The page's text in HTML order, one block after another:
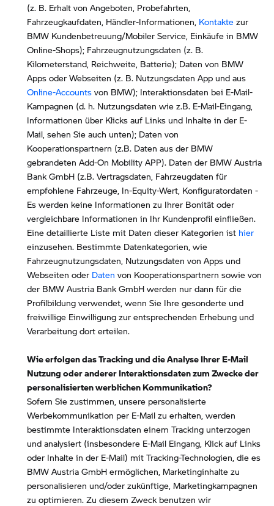
(z. B. Erhalt von Angeboten, Probefahrten,
Fahrzeugkaufdaten, Händler-Informationen, Kontakte zur
BMW Kundenbetreuung/Mobiler Service, Einkäufe in BMW
Online-Shops); Fahrzeugnutzungsdaten (z. B.
Kilometerstand, Reichweite, Batterie); Daten von BMW
Apps oder Webseiten (z. B. Nutzungsdaten App und aus
Online-Accounts von BMW); Interaktionsdaten bei E-Mail-
Kampagnen (d. h. Nutzungsdaten wie z.B. E-Mail-Eingang,
Informationen über Klicks auf Links und Inhalte in der E-
Mail, sehen Sie auch unten); Daten von
Kooperationspartnern (z.B. Daten aus der BMW
gebrandeten Add-On Mobility APP). Daten der BMW Austria
Bank GmbH (z.B. Vertragsdaten, Fahrzeugdaten für
empfohlene Fahrzeuge, In-Equity-Wert, Konfiguratordaten -
Es werden keine Informationen zu Ihrer Bonität oder
vergleichbare Informationen in Ihr Kundenprofil einfließen.
Eine detaillierte Liste mit Daten dieser Kategorien ist hier
einzusehen. Bestimmte Datenkategorien, wie
Fahrzeugnutzungsdaten, Nutzungsdaten von Apps und
Webseiten oder Daten von Kooperationspartnern sowie von
der BMW Austria Bank GmbH werden nur dann für die
Profilbildung verwendet, wenn Sie Ihre gesonderte und
freiwillige Einwilligung zur entsprechenden Erhebung und
Verarbeitung dort erteilen.
Wie erfolgen das Tracking und die Analyse Ihrer E-Mail
Nutzung oder anderer Interaktionsdaten zum Zwecke der
personalisierten werblichen Kommunikation?
Sofern Sie zustimmen, unsere personalisierte
Werbekommunikation per E-Mail zu erhalten, werden
bestimmte Interaktionsdaten einem Tracking unterzogen
und analysiert (insbesondere E-Mail Eingang, Klick auf Links
oder Inhalte in der E-Mail) mit Tracking-Technologien, die es
BMW Austria GmbH ermöglichen, Marketinginhalte zu
personalisieren und/oder zukünftige, Marketingkampagnen
zu optimieren. Zu diesem Zweck benutzen wir